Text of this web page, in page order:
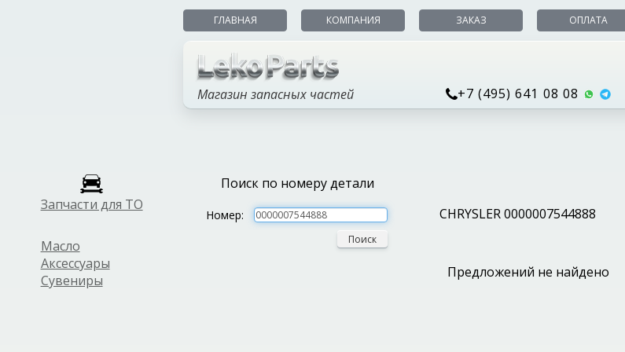
Запчасти для ТО
Масло
Аксессуары
Сувениры
ГЛАВНАЯ КОМПАНИЯ ЗАКАЗ ОПЛАТА
Магазин запасных частей +7 (495) 641 08 08
Поиск по номеру детали
Номер:
Поиск
CHRYSLER 0000007544888
Предложений не найдено